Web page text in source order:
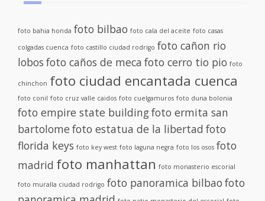
foto bahia honda foto bilbao foto cala del aceite foto casas
colgadas cuenca foto castillo ciudad rodrigo foto cañon rio
lobos foto caños de meca foto cerro tio pio foto
chinchon foto ciudad encantada cuenca
foto conil foto cruz valle caidos foto cuelgamuros foto duna bolonia
foto empire state buildingfoto ermita san
bartolomefoto estatua de la libertad foto
florida keys foto key west foto laguna negra foto los osos foto
madrid foto manhattan foto monasterio escorial
foto muralla ciudad rodrigo foto panoramica bilbao foto